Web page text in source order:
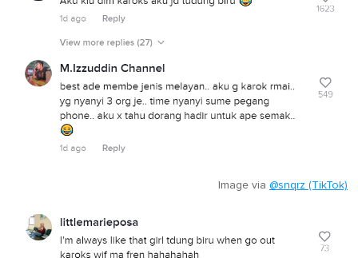
Image via @snqrz (TikTok)